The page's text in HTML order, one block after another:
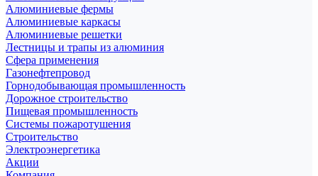
Алюминиевые фермы
Алюминиевые каркасы
Алюминиевые решетки
Лестницы и трапы из алюминия
Сфера применения
Газонефтепровод
Горнодобывающая промышленность
Дорожное строительство
Пищевая промышленность
Системы пожаротушения
Строительство
Электроэнергетика
Акции